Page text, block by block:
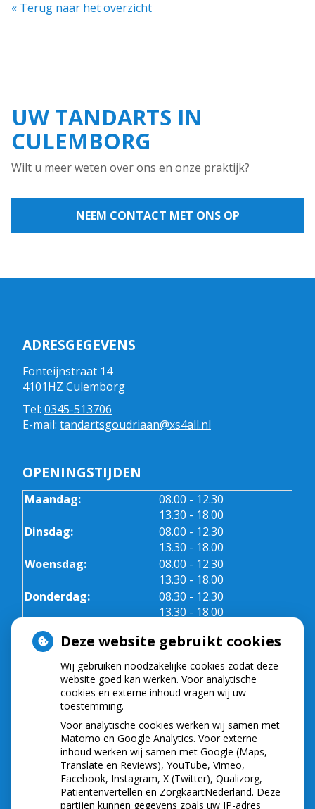
« Terug naar het overzicht
UW TANDARTS IN
CULEMBORG
Wilt u meer weten over ons en onze praktijk?
NEEM CONTACT MET ONS OP
ADRESGEGEVENS
Fonteijnstraat 14
4101HZ Culemborg
Tel: 0345-513706
E-mail: tandartsgoudriaan@xs4all.nl
OPENINGSTIJDEN
Maandag: 08.00 tot
- 12.30
13.30 tot
- 18.00
Dinsdag:
08.00 tot
- 12.30
13.30 tot
- 18.00
Woensdag:
08.00 tot
- 12.30
13.30 tot
- 18.00
Donderdag:
08.30 tot
- 12.30
13.30 tot
- 18.00
Vrijdag:
NIEUWS
Let op: valse Infomedics-mails over
openstaande rekening
Tanden bleken? Laat het veilig doen!
Gezond tandvlees: de basis voor een gezonde
mond
Naar de tandarts in het buitenland? Wees op je
hoede!
Deze website gebruikt cookies
Wij gebruiken noodzakelijke cookies zodat deze
website goed kan werken. Voor analytische
cookies en externe inhoud vragen wij uw
toestemming.
Voor analytische cookies werken wij samen met
Matomo en Google Analytics. Voor externe
inhoud werken wij samen met Google (Maps,
Translate en Reviews), YouTube, Vimeo,
Facebook, Instagram, X (Twitter), Qualizorg,
Patiëntenvertellen en ZorgkaartNederland. Deze
partijen kunnen gegevens zoals uw IP-adres